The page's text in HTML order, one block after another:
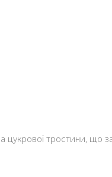
цукрової тростини, що